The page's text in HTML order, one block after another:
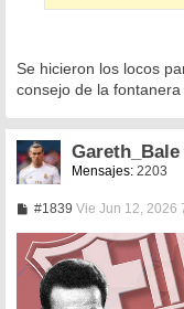
Se hicieron los locos
consejo de la fontanera
Gareth_Bale
Mensajes: 2203
#1839M
n
s
a
j
e
Vie Jun 12, 2026